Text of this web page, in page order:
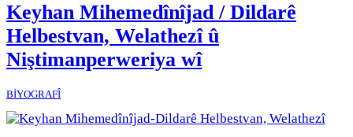
Keyhan Mihemedînîjad / Dildarê
Helbestvan, Welathezî û
Niştimanperweriya wî
BİYOGRAFÎ